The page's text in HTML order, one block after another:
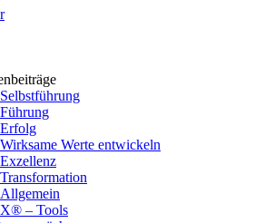
Selbstführung
Führung
Erfolg
Wirksame Werte entwickeln
Exzellenz
Transformation
Allgemein
– Tools